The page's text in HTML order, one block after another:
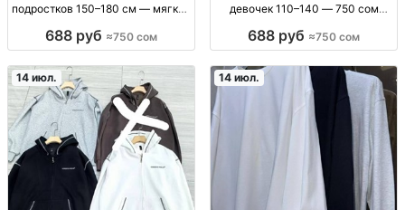
подростков 150–180 см — мягкий
свитшот детский/для подростка,
мягк.ткань, комфортная посадка,
аккуратн. п
688 руб ≈750 сом
девочек 110–140 — 750 сом
ж), тёплая верх. одежда, рост
688 руб ≈750 сом
14 июл. 14 июл.